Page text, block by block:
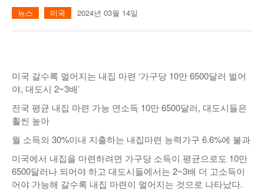
동포
칼럼
이명덕칼럼
김선옥칼럼
김원동칼럼
100인선/독자광장
100인선
독자광장
여행
인근여행지
놀이공원
낚시/비치
인터뷰/탐방
뉴스 미국 2024년 03월 14일
미국 갈수록 멀어지는 내집 마련 ‘가구당 10만 6500달러 벌어
야, 대도시 2~3배’
전국 평균 내집 마련 가능 연소득 10만 6500달러, 대도시들은
훨씬 높아
월 소득의 30%이내 지출하는 내집마련 능력가구 6.6%에 불과
미국에서 내집을 마련하려면 가구당 소득이 평균으로도 10만
6500달러나 되어야 하고 대도시들에서는 2~3배 더 고소득이
어야 가능해 갈수록 내집 마련이 멀어지는 것으로 나타났다.